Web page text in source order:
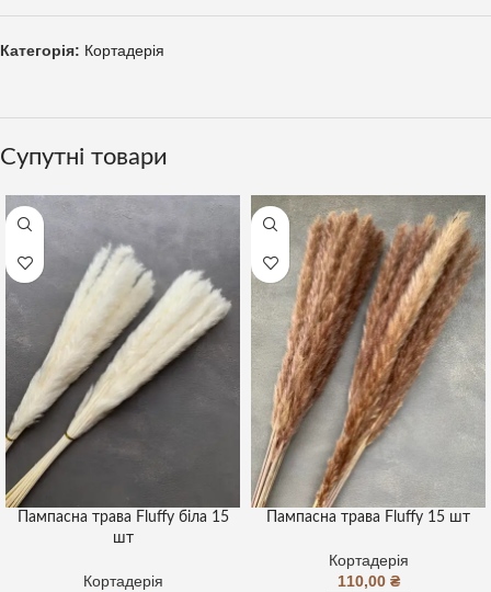
Категорія: Кортадерія
Супутні товари
Пампасна трава Fluffy біла 15
шт
Кортадерія
Пампасна трава Fluffy 15 шт
Кортадерія
110,00 ₴